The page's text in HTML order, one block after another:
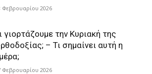
Φεβρουαρίου 2026
γιορτάζουμε την Κυριακή της
– Τι σημαίνει αυτή η
Φεβρουαρίου 2026